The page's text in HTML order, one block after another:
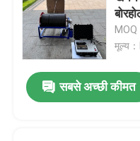
हमारे बारे में
फैक्टरी यात्रा
गुणवत्ता नियंत्रण
मूल्य
सबसे अच्छी कीमत